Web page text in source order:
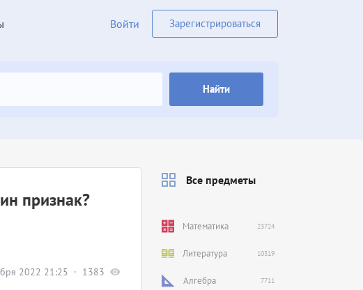
Войти Зарегистрироваться
Найти
2022 21:25 1383
признак?
Все предметы
Математика 23724
Литература 10319
Алгебра 7711